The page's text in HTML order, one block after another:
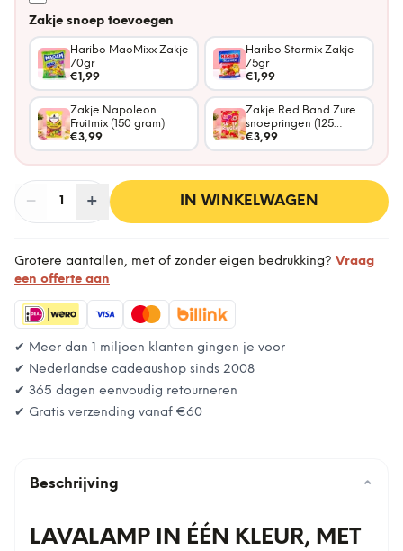
Zakje snoep toevoegen
Haribo MaoMixx Zakje
70gr
€1,99
Haribo Starmix Zakje
75gr
€1,99
Zakje Napoleon
Fruitmix (150 gram)
€3,99
Zakje Red Band Zure
snoepringen (125
gram)
€3,99
− Aantal
1 + IN WINKELWAGEN
Grotere aantallen, met of zonder eigen bedrukking? Vraag
een offerte aan
✔ Meer dan 1 miljoen klanten gingen je voor
✔ Nederlandse cadeaushop sinds 2008
✔ 365 dagen eenvoudig retourneren
✔ Gratis verzending vanaf €60
Beschrijving ⌄
LAVALAMP IN ÉÉN KLEUR, MET